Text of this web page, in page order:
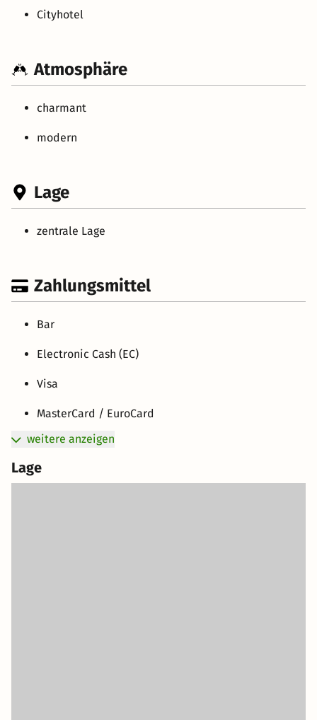
Cityhotel
Atmosphäre
charmant
modern
Lage
zentrale Lage
Zahlungsmittel
Bar
Electronic Cash (EC)
Visa
MasterCard / EuroCard
weitere anzeigen
Lage